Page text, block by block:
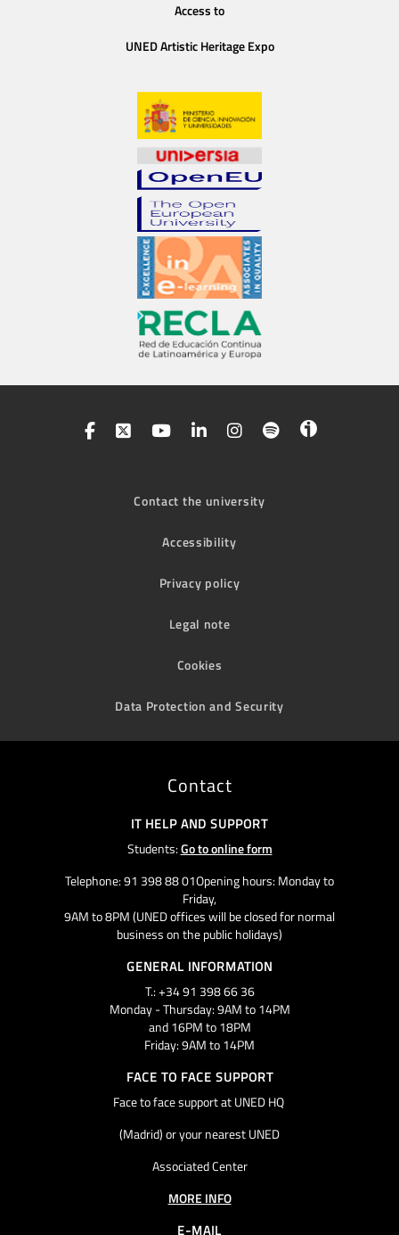
Access to
UNED Artistic Heritage Expo
Contact the university
Accessibility
Privacy policy
Legal note
Cookies
Data Protection and Security
Contact
IT HELP AND SUPPORT
Students:Go to online form
Telephone: 91 398 88 01Opening hours: Monday to
Friday,
9AM to 8PM (UNED offices will be closed for normal
business on the public holidays)
GENERAL INFORMATION
T.: +34 91 398 66 36
Monday - Thursday: 9AM to 14PM
and 16PM to 18PM
Friday: 9AM to 14PM
FACE TO FACE SUPPORT
Face to face support at UNED HQ
(Madrid) or your nearest UNED
Associated Center
MORE INFO
E-MAIL